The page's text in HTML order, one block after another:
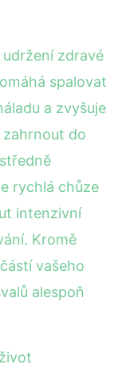
zdravé
spalovat
a zvyšuje
zahrnout do
rychlá chůze
intenzivní
Kromě
vašeho
alespoň